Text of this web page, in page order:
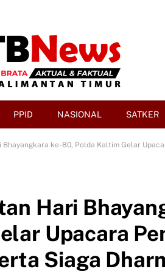
PPID NASIONAL SATKER
Bhayangkara ke-80, Polda Kaltim Gelar
Hari
Upacara
Siaga